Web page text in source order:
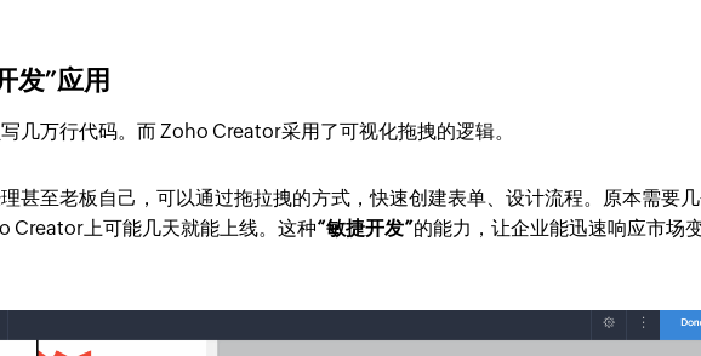
发”应用
几万行代码。而 Zoho Creator采用了可视化拖拽的逻辑。
甚至老板自己，可以通过拖拉拽的方式，快速创建表单、设计流程。原本需要
Creator上可能几天就能上线。这种“敏捷开发”的能力，让企业能迅速响应市场